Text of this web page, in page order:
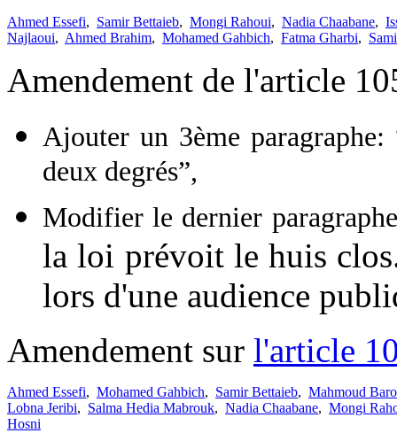
Ahmed Essefi, Samir Bettaieb, Mongi Rahoui, Nadia Chaabane,
Najlaoui, Ahmed Brahim, Mohamed Gahbich, Fatma Gharbi,
Amendement de l'article
Ajouter un 3ème
deux degrés”,
Modifier le dernier
la loi prévoit le huis
lors d'une audience
Amendement sur l'article
Ahmed Essefi, Mohamed Gahbich, Samir Bettaieb, Mahmoud
Lobna Jeribi, Salma Hedia Mabrouk, Nadia Chaabane, Mongi
Hosni